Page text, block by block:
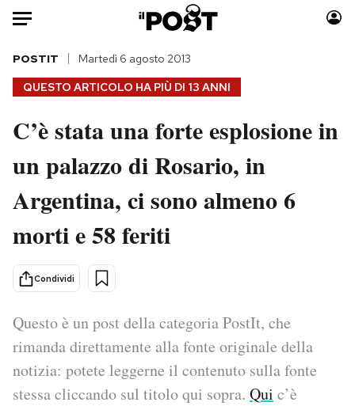
Auto
HOME
Italia
Politica
Tecnologia
Scienza
Cultura
Economia
Sport
Moda
Consumismi
Storie/Idee
Mondiali calcio 2026
PODCAST
QUESTO ARTICOLO HA PIÙ DI 13 ANNI
POSTIT Martedì 6 agosto 2013
C’è stata una forte esplosione in
un palazzo di Rosario, in
Argentina, ci sono almeno 6
morti e 58 feriti
Condividi
Questo è un post della categoria PostIt, che
rimanda direttamente alla fonte originale della
notizia: potete leggerne il contenuto sulla fonte
stessa cliccando sul titolo qui sopra. Qui c’è